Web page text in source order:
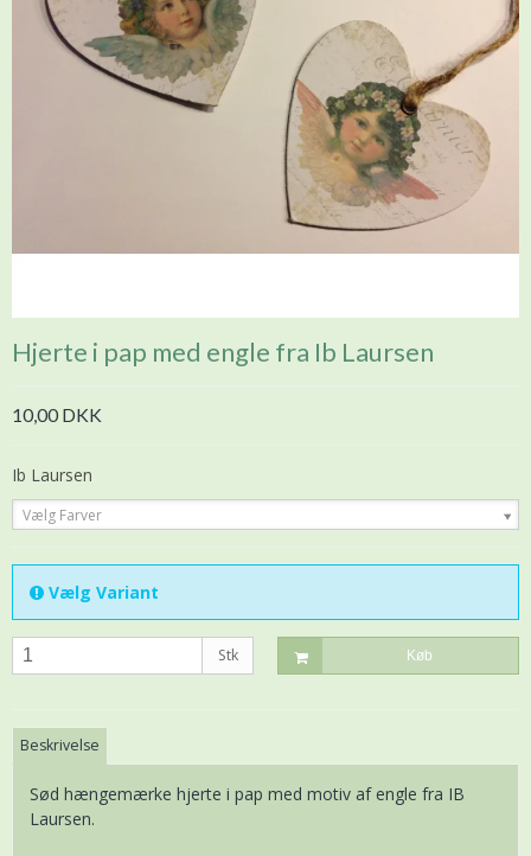
Hjerte i pap med engle fra Ib Laursen
10,00 DKK
Ib Laursen
Vælg Farver
Vælg Variant
Stk Køb
Beskrivelse
Sød hængemærke hjerte i pap med motiv af engle fra IB
Laursen.